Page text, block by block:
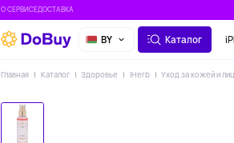
О СЕРВИСЕДОСТАВКА
BY Каталог
Главная Каталог Здоровье IHerb Уход за кожей и